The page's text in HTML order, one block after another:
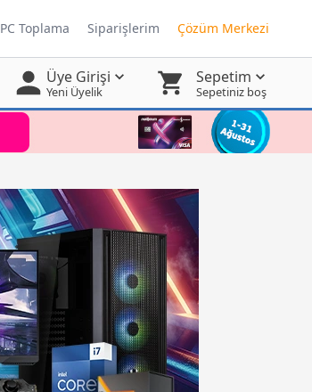
PC Toplama Siparişlerim Çözüm Merkezi
Üye Girişi
Yeni Üyelik
Sepetim
Sepetiniz boş